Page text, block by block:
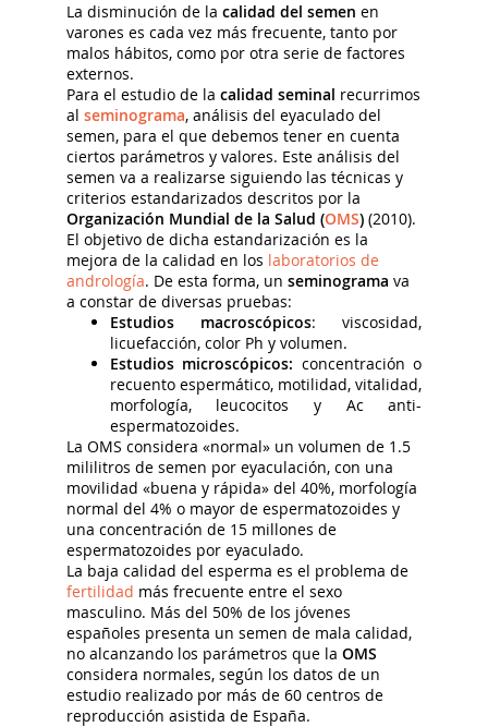
La disminución de la calidad del semen en
varones es cada vez más frecuente, tanto por
malos hábitos, como por otra serie de factores
externos.
Para el estudio de la calidad seminal recurrimos
al seminograma, análisis del eyaculado del
semen, para el que debemos tener en cuenta
ciertos parámetros y valores. Este análisis del
semen va a realizarse siguiendo las técnicas y
criterios estandarizados descritos por la
Organización Mundial de la Salud (OMS)(2010).
El objetivo de dicha estandarización es la
mejora de la calidad en los laboratorios de
andrología. De esta forma, un seminograma va
a constar de diversas pruebas:
Estudios macroscópicos: viscosidad,
licuefacción, color Ph y volumen.
Estudios microscópicos: concentración o
recuento espermático, motilidad, vitalidad,
morfología, leucocitos y Ac anti-
espermatozoides.
La OMS considera «normal» un volumen de 1.5
mililitros de semen por eyaculación, con una
movilidad «buena y rápida» del 40%, morfología
normal del 4% o mayor de espermatozoides y
una concentración de 15 millones de
espermatozoides por eyaculado.
La baja calidad del esperma es el problema de
fertilidad más frecuente entre el sexo
masculino. Más del 50% de los jóvenes
españoles presenta un semen de mala calidad,
no alcanzando los parámetros que la OMS
considera normales, según los datos de un
estudio realizado por más de 60 centros de
reproducción asistida de España.